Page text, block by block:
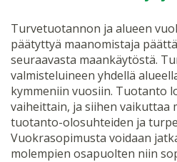
Turvetuotannon ja alueen
päätyttyä maanomistaja
seuraavasta maankäytöstä.
valmisteluineen yhdellä
kymmeniin vuosiin. Tuotanto
vaiheittain, ja siihen vaikuttaa
tuotanto-olosuhteiden ja
Vuokrasopimusta voidaan
molempien osapuolten niin